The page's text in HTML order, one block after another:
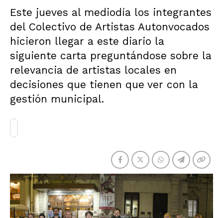
Este jueves al mediodía los integrantes
del Colectivo de Artistas Autonvocados
hicieron llegar a este diario la
siguiente carta preguntándose sobre la
relevancia de artistas locales en
decisiones que tienen que ver con la
gestión municipal.